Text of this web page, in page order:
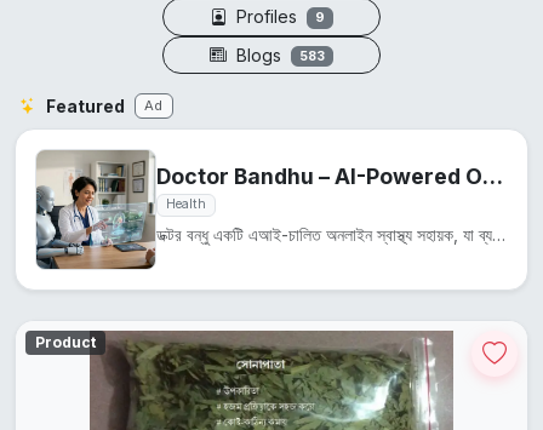
Profiles 9
Blogs 583
Featured Ad
Doctor Bandhu – AI-Powered Online Health Assistant
Health
ডক্টর বন্ধু একটি এআই-চালিত অনলাইন স্বাস্থ্য সহায়ক, যা ব্যবহারকারীদের স্বাস্থ্য সম্পর্কিত প্রশ্নের উ...
Product